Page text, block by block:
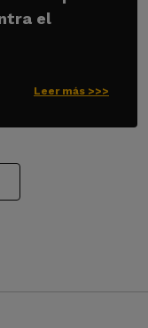
el
Leer más >>>